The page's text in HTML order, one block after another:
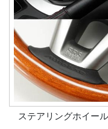
ステアリングホイー